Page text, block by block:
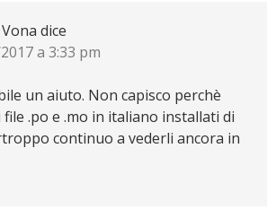
dice
a 3:33 pm
un aiuto. Non capisco perchè
file .po e .mo in italiano installati di
continuo a vederli ancora in